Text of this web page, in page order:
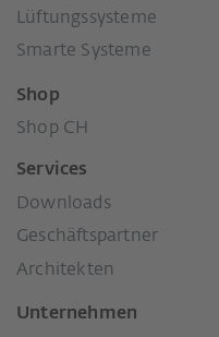
Lüftungssysteme
Smarte Systeme
Shop
Shop CH
Services
Downloads
Geschäftspartner
Architekten
Unternehmen